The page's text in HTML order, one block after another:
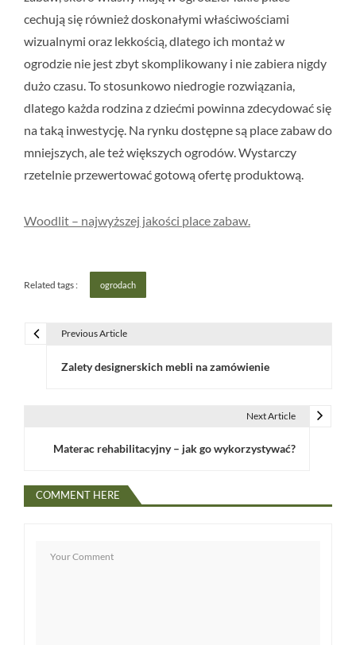
cechują się również doskonałymi właściwościami
wizualnymi oraz lekkością, dlatego ich montaż w
ogrodzie nie jest zbyt skomplikowany i nie zabiera nigdy
dużo czasu. To stosunkowo niedrogie rozwiązania,
dlatego każda rodzina z dziećmi powinna zdecydować się
na taką inwestycję. Na rynku dostępne są place zabaw do
mniejszych, ale też większych ogrodów. Wystarczy
rzetelnie przewertować gotową ofertę produktową.
Woodlit – najwyższej jakości place zabaw.
Related tags : ogrodach
a
Previous Article
Zalety designerskich mebli na zamówienie
Next Article
Materac rehabilitacyjny – jak go wykorzystywać?
COMMENT HERE